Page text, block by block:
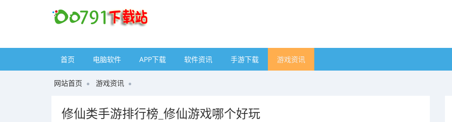
首页 电脑软件 APP下载 软件资讯 手游下载 游戏资讯
网站首页 游戏资讯
修仙类手游排行榜_修仙游戏哪个好玩